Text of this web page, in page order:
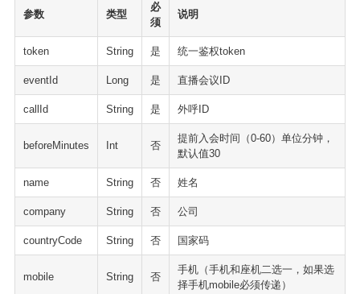
参数 类型
必
须
说明
token String 是 统一鉴权token
eventId Long 是 直播会议ID
callId String 是 外呼ID
beforeMinutes Int 否
提前入会时间（0-60）单位分钟，
默认值30
name String 否 姓名
company String 否 公司
countryCode String 否 国家码
mobile String 否
手机（手机和座机二选一，如果选
择手机mobile必须传递）